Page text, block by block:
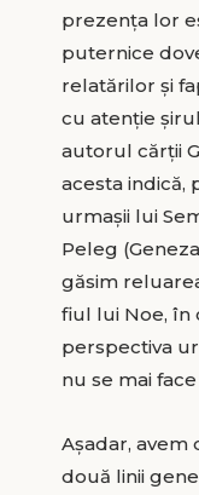
prezenţa lor
puternice
relatărilor şi
cu atenţie
autorul cărții
acesta indică,
urmaşii lui
Peleg
găsim
fiul lui Noe, în
perspectiva
nu se mai
Aşadar, avem
două linii